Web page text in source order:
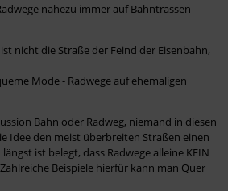
nahezu immer auf Bahntrassen
nicht die Straße der Feind der Eisenbahn,
Mode - Radwege auf ehemaligen
Bahn oder Radweg, niemand in diesen
Idee den meist überbreiten Straßen einen
ist belegt, dass Radwege alleine KEIN
Beispiele hierfür kann man Quer